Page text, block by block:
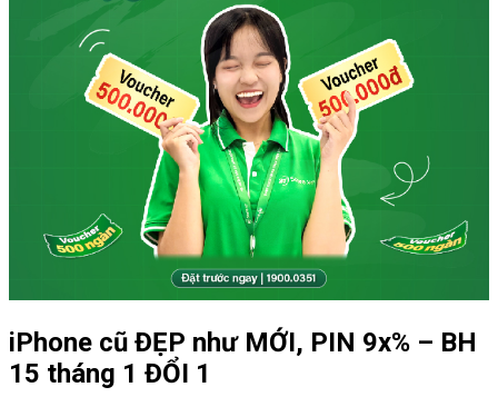
iPhone cũ ĐẸP như MỚI, PIN 9x% – BH
15 tháng 1 ĐỔI 1